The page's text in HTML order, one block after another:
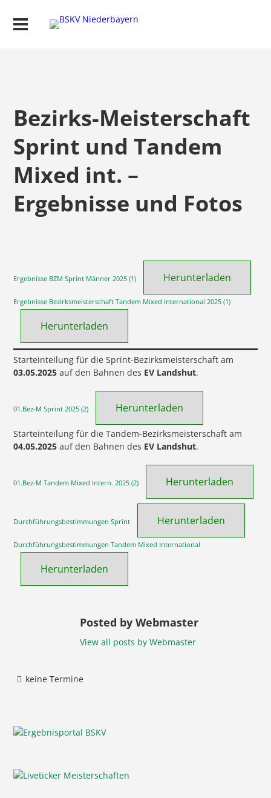
Bezirks-Meisterschaft
Sprint und Tandem
Mixed int. –
Ergebnisse und Fotos
Ergebnisse BZM Sprint Männer 2025 (1) Herunterladen
Ergebnisse Bezirksmeisterschaft Tandem Mixed international 2025 (1)
Herunterladen
Starteinteilung für die Sprint-Bezirksmeisterschaft am
03.05.2025 auf den Bahnen des EV Landshut.
01.Bez-M Sprint 2025 (2) Herunterladen
Starteinteilung für die Tandem-Bezirksmeisterschaft am
04.05.2025 auf den Bahnen des EV Landshut.
01.Bez-M Tandem Mixed Intern. 2025 (2) Herunterladen
Durchführungsbestimmungen Sprint Herunterladen
Durchführungsbestimmungen Tandem Mixed International
Herunterladen
Posted by Webmaster
View all posts by Webmaster
keine Termine